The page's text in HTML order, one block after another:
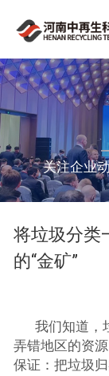
关注企业
将垃圾分类
的“金矿”
我们知道，
弄错地区的资
保证：把垃圾